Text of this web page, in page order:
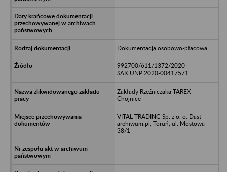
Dokumentacja osobowo-płacowa
992700/611/1372/2020-
SAK;UNP:2020-00417571
Zakłady Rzeźniczaka TAREX -
Chojnice
VITAL TRADING Sp. z o. o. Dast-
archiwum.pl, Toruń, ul. Mostowa
38/1